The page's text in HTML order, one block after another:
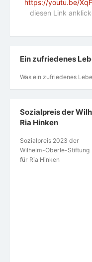
https://youtu.be/
diesen Link
Ein zufriedenes
Was ein zufriedenes
Sozialpreis der
Ria Hinken
Sozialpreis 2023 der
Wilhelm-Oberle-Stiftung
für Ria Hinken